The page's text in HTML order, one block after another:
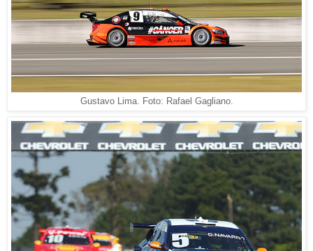
Gustavo Lima. Foto: Rafael Gagliano.